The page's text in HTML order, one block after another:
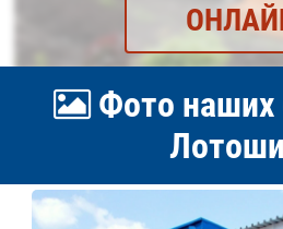
Фото наших